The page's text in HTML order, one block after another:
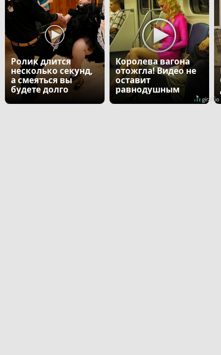
Ролик длится
несколько секунд,
а смеяться вы
будете долго
Королева вагона
отожгла! Видео не
оставит
равнодушным